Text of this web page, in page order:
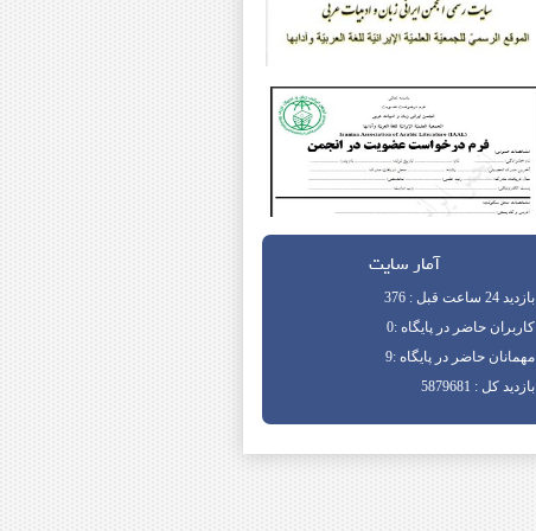
آمار سایت
بازدید 24 ساعت قبل : 376
کاربران حاضر در پایگاه :0
مهمانان حاضر در پایگاه :9
بازدید کل : 5879681